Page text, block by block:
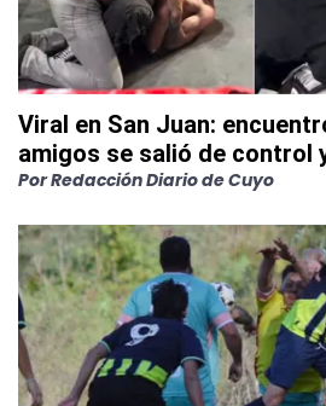
Viral en San Juan:
amigos se salió de control
PorRedacción Diario de Cuyo